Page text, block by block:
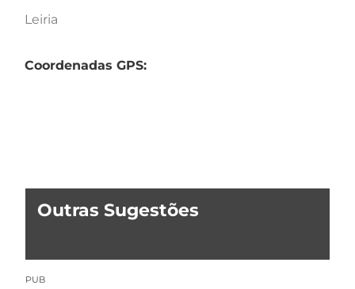
Leiria
Coordenadas GPS:
Outras Sugestões
PUB